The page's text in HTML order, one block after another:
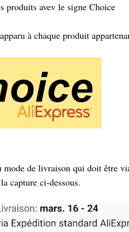
produits avev le signe Choice
à chaque produit
de livraison qui doit être
capture ci-dessous.